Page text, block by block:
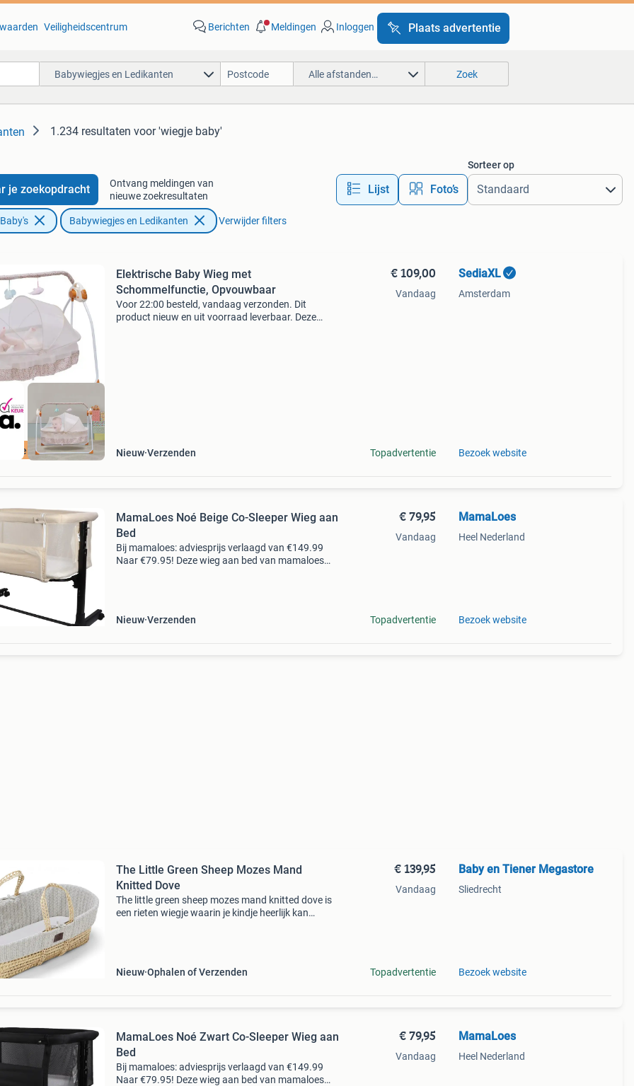
Veiligheidscentrum Berichten Meldingen Inloggen Plaats advertentie
Babywiegjes en Ledikanten Alle afstanden… Zoek
1.234 resultaten voor 'wiegje baby'
je zoekopdracht
Ontvang meldingen van
nieuwe zoekresultaten
Lijst Foto’s
Sorteer op
Babywiegjes en Ledikanten Verwijder filters
met 9+
Elektrische Baby Wieg met
Schommelfunctie, Opvouwbaar
Voor 22:00 besteld, vandaag verzonden. Dit
product nieuw en uit voorraad leverbaar. Deze
Nieuw Verzenden
€ 109,00
Vandaag
Topadvertentie
SediaXL
Amsterdam
Bezoek website
MamaLoes Noé Beige Co-Sleeper Wieg aan
Bed
Bij mamaloes: adviesprijs verlaagd van €149.99
Naar €79.95! Deze wieg aan bed van mamaloes
Nieuw Verzenden
€ 79,95
Vandaag
Topadvertentie
MamaLoes
Heel Nederland
Bezoek website
The Little Green Sheep Mozes Mand
Knitted Dove
The little green sheep mozes mand knitted dove is
een rieten wiegje waarin je kindje heerlijk kan
Nieuw Ophalen of Verzenden
€ 139,95
Vandaag
Topadvertentie
Baby en Tiener Megastore
Sliedrecht
Bezoek website
MamaLoes Noé Zwart Co-Sleeper Wieg aan
Bed
Bij mamaloes: adviesprijs verlaagd van €149.99
Naar €79.95! Deze wieg aan bed van mamaloes
€ 79,95
Vandaag
MamaLoes
Heel Nederland